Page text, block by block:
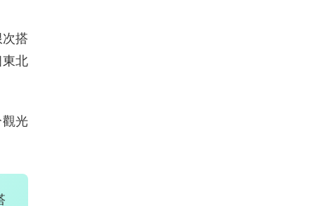
搭
北
光